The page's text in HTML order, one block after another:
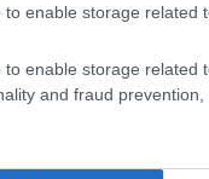
enable storage related
enable storage related
and fraud prevention,